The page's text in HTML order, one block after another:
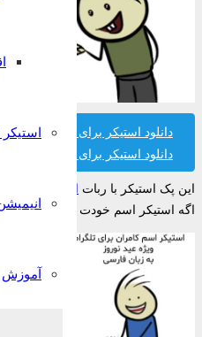
استیکر
آموزش
دانلود استیکر برای تلگرام
دانلود استیکر برای واتساپ
این پک استیکر با ربات استیکر ساز
اگه استیکر اسم خودت رو پیدا نکردی